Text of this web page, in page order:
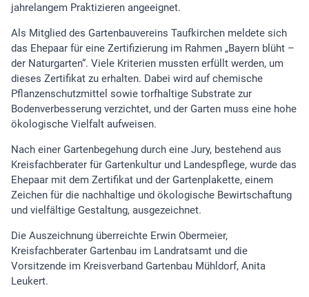
jahrelangem Praktizieren angeeignet.
Als Mitglied des Gartenbauvereins Taufkirchen meldete sich
das Ehepaar für eine Zertifizierung im Rahmen „Bayern blüht –
der Naturgarten“. Viele Kriterien mussten erfüllt werden, um
dieses Zertifikat zu erhalten. Dabei wird auf chemische
Pflanzenschutzmittel sowie torfhaltige Substrate zur
Bodenverbesserung verzichtet, und der Garten muss eine hohe
ökologische Vielfalt aufweisen.
Nach einer Gartenbegehung durch eine Jury, bestehend aus
Kreisfachberater für Gartenkultur und Landespflege, wurde das
Ehepaar mit dem Zertifikat und der Gartenplakette, einem
Zeichen für die nachhaltige und ökologische Bewirtschaftung
und vielfältige Gestaltung, ausgezeichnet.
Die Auszeichnung überreichte Erwin Obermeier,
Kreisfachberater Gartenbau im Landratsamt und die
Vorsitzende im Kreisverband Gartenbau Mühldorf, Anita
Leukert.